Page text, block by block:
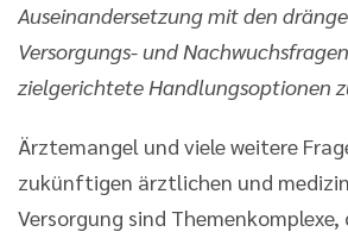
Auseinandersetzung mit den
Versorgungs- und
zielgerichtete Handlungsoptionen
Ärztemangel und viele weitere
zukünftigen ärztlichen und
Versorgung sind Themenkomplexe,